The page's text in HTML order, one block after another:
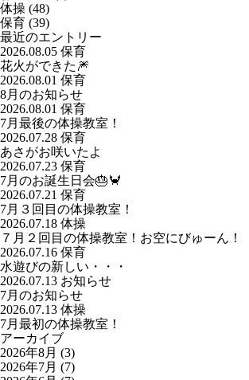
体操 (48)
保育 (39)
最近のエントリー
2026.08.05 保育
花火ができた🎆
2026.08.01 保育
8月のお知らせ
2026.08.01 保育
7月最後の体操教室！
2026.07.28 保育
あさがお咲いたよ
2026.07.23 保育
7月のお誕生日会🎂🦀
2026.07.21 保育
7月３回目の体操教室！
2026.07.18 体操
７月２回目の体操教室！お空にびゅーん！
2026.07.16 保育
水遊びの新しい・・・
2026.07.13 お知らせ
7月のお知らせ
2026.07.13 体操
7月最初の体操教室！
アーカイブ
2026年8月 (3)
2026年7月 (7)